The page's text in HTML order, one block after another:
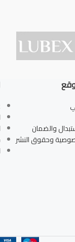
والضمان
وحقوق النشر